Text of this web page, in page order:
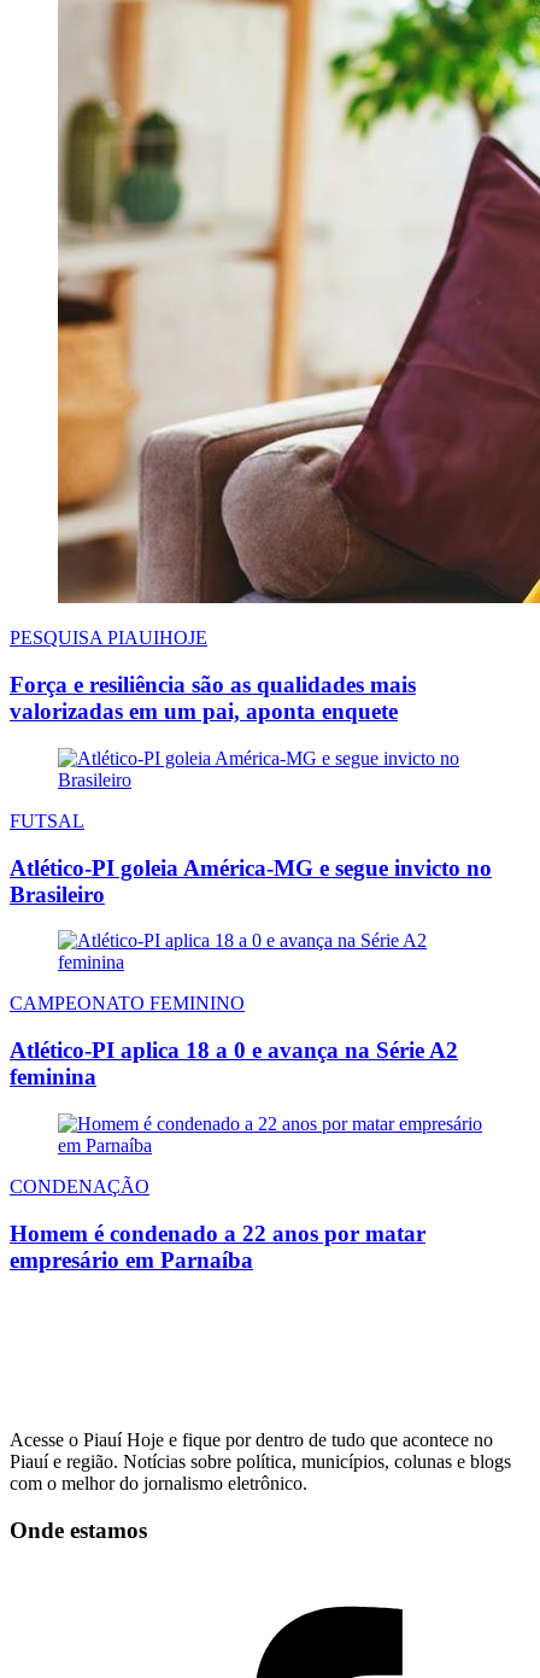
PESQUISA PIAUIHOJE
Força e resiliência são as qualidades mais
valorizadas em um pai, aponta enquete
FUTSAL
Atlético-PI goleia América-MG e segue invicto no
Brasileiro
CAMPEONATO FEMININO
Atlético-PI aplica 18 a 0 e avança na Série A2
feminina
CONDENAÇÃO
Homem é condenado a 22 anos por matar
empresário em Parnaíba
Acesse o Piauí Hoje e fique por dentro de tudo que acontece no
Piauí e região. Notícias sobre política, municípios, colunas e blogs
com o melhor do jornalismo eletrônico.
Onde estamos